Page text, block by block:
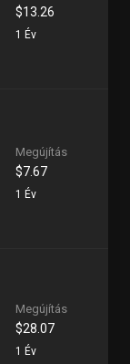
$13.26
1 Év
Megújítás
$7.67
1 Év
Megújítás
$28.07
1 Év